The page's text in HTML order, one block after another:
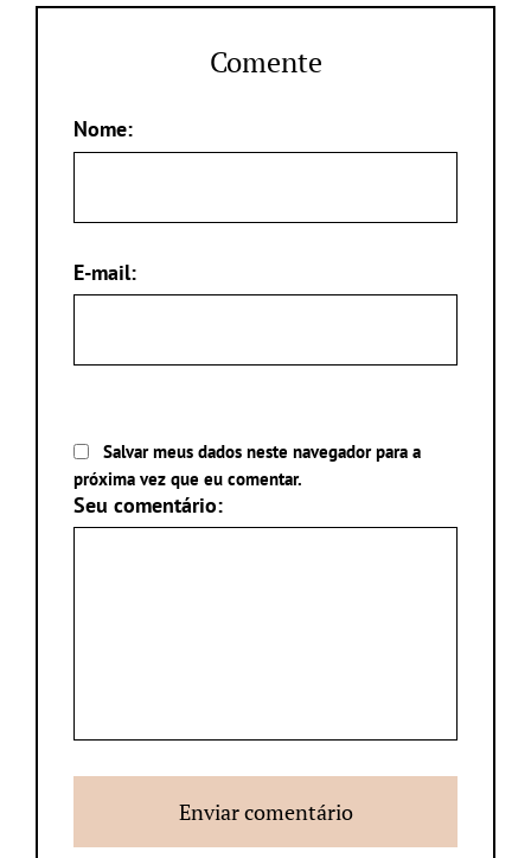
Comente
Nome:
E-mail:
Salvar meus dados neste navegador para a
próxima vez que eu comentar.
Seu comentário: